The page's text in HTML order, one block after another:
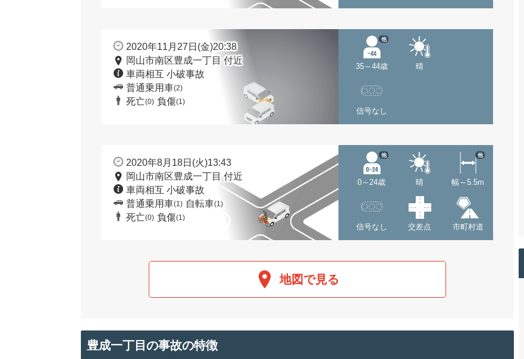
2020年11月27日(金)20:38
岡山市南区豊成一丁目 付近
車両相互 小破事故
普通乗用車(2)
死亡(0) 負傷(1)
35～44歳
他
晴
信号なし
2020年8月18日(火)13:43
岡山市南区豊成一丁目 付近
車両相互 小破事故
普通乗用車(1) 自転車(1)
死亡(0) 負傷(1)
0～24歳
他
晴 幅～5.5m
他
信号なし 交差点 市町村道
地図で見る
豊成一丁目の事故の特徴